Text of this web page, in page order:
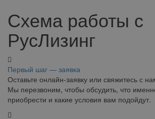
Схема работы с
РусЛизинг
Первый шаг — заявка
Оставьте онлайн-заявку или свяжитесь с
Мы перезвоним, чтобы обсудить, что
приобрести и какие условия вам подойдут.